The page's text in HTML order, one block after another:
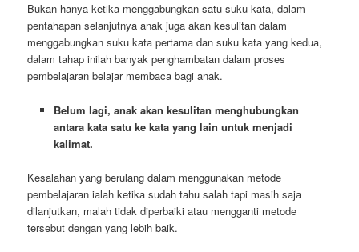
Bukan hanya ketika menggabungkan satu suku kata, dalam
pentahapan selanjutnya anak juga akan kesulitan dalam
menggabungkan suku kata pertama dan suku kata yang kedua,
dalam tahap inilah banyak penghambatan dalam proses
pembelajaran belajar membaca bagi anak.
Belum lagi, anak akan kesulitan menghubungkan
antara kata satu ke kata yang lain untuk menjadi
kalimat.
Kesalahan yang berulang dalam menggunakan metode
pembelajaran ialah ketika sudah tahu salah tapi masih saja
dilanjutkan, malah tidak diperbaiki atau mengganti metode
tersebut dengan yang lebih baik.